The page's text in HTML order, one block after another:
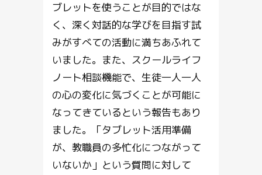
ブレットを使うことが目的ではな
く、深く対話的な学びを目指す試
みがすべての活動に満ちあふれて
いました。また、スクールライフ
ノート相談機能で、生徒一人一人
の心の変化に気づくことが可能に
なってきているという報告もあり
ました。「タブレット活用準備
が、教職員の多忙化につながって
いないか」という質問に対して